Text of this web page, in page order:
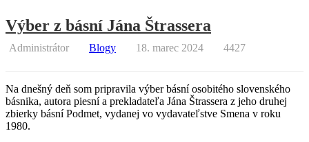
Výber z básní Jána Štrassera
Administrátor Blogy 18. marec 2024 4427
Na dnešný deň som pripravila výber básní osobitého slovenského
básnika, autora piesní a prekladateľa Jána Štrassera z jeho druhej
zbierky básní Podmet, vydanej vo vydavateľstve Smena v roku
1980.